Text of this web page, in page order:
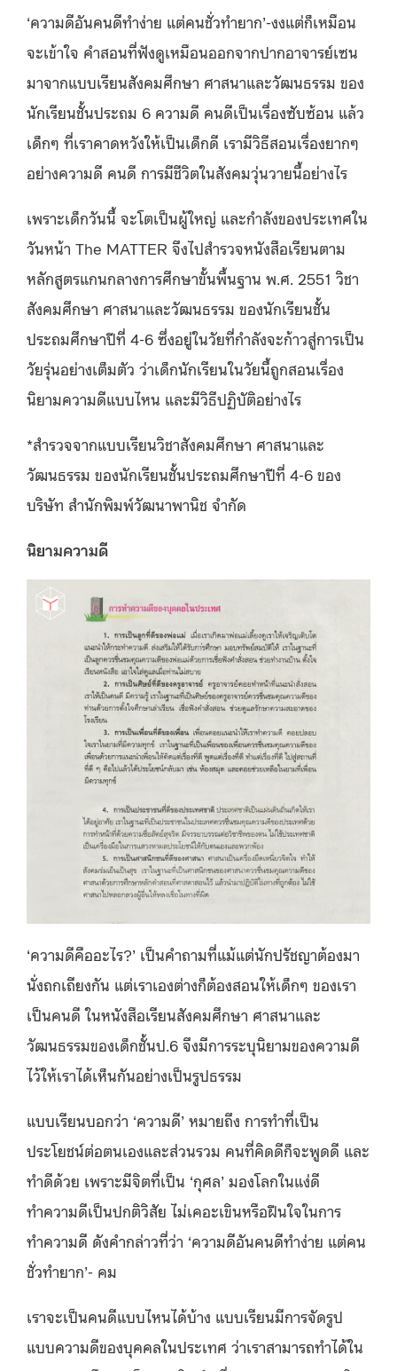
‘ความดีอันคนดีทำง่าย แต่คนชั่วทำยาก’-งงแต่ก็เหมือน
จะเข้าใจ คำสอนที่ฟังดูเหมือนออกจากปากอาจารย์เซน
มาจากแบบเรียนสังคมศึกษา ศาสนาและวัฒนธรรม ของ
นักเรียนชั้นประถม 6 ความดี คนดีเป็นเรื่องซับซ้อน แล้ว
เด็กๆ ที่เราคาดหวังให้เป็นเด็กดี เรามีวิธีสอนเรื่องยากๆ
อย่างความดี คนดี การมีชีวิตในสังคมวุ่นวายนี้อย่างไร
เพราะเด็กวันนี้ จะโตเป็นผู้ใหญ่ และกำลังของประเทศใน
วันหน้า The MATTER จึงไปสำรวจหนังสือเรียนตาม
หลักสูตรแกนกลางการศึกษาขั้นพื้นฐาน พ.ศ. 2551 วิชา
สังคมศึกษา ศาสนาและวัฒนธรรม ของนักเรียนชั้น
ประถมศึกษาปีที่ 4-6 ซึ่งอยู่ในวัยที่กำลังจะก้าวสู่การเป็น
วัยรุ่นอย่างเต็มตัว ว่าเด็กนักเรียนในวัยนี้ถูกสอนเรื่อง
นิยามความดีแบบไหน และมีวิธีปฏิบัติอย่างไร
*สำรวจจากแบบเรียนวิชาสังคมศึกษา ศาสนาและ
วัฒนธรรม ของนักเรียนชั้นประถมศึกษาปีที่ 4-6 ของ
บริษัท สำนักพิมพ์วัฒนาพานิช จำกัด
นิยามความดี
‘ความดีคืออะไร?’ เป็นคำถามที่แม้แต่นักปรัชญาต้องมา
นั่งถกเถียงกัน แต่เราเองต่างก็ต้องสอนให้เด็กๆ ของเรา
เป็นคนดี ในหนังสือเรียนสังคมศึกษา ศาสนาและ
วัฒนธรรมของเด็กชั้นป.6 จึงมีการระบุนิยามของความดี
ไว้ให้เราได้เห็นกันอย่างเป็นรูปธรรม
แบบเรียนบอกว่า ‘ความดี’ หมายถึง การทำที่เป็น
ประโยชน์ต่อตนเองและส่วนรวม คนที่คิดดีก็จะพูดดี และ
ทำดีด้วย เพราะมีจิตที่เป็น ‘กุศล’ มองโลกในแง่ดี
ทำความดีเป็นปกติวิสัย ไม่เคอะเขินหรือฝืนใจในการ
ทำความดี ดังคำกล่าวที่ว่า ‘ความดีอันคนดีทำง่าย แต่คน
ชั่วทำยาก’- คม
เราจะเป็นคนดีแบบไหนได้บ้าง แบบเรียนมีการจัดรูป
แบบความดีของบุคคลในประเทศ ว่าเราสามารถทำได้ใน